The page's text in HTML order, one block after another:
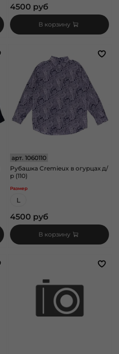
4500 руб
В корзину
арт.1060110
Рубашка Cremieux в огурцах д/
р (110)
Размер
L
4500 руб
В корзину